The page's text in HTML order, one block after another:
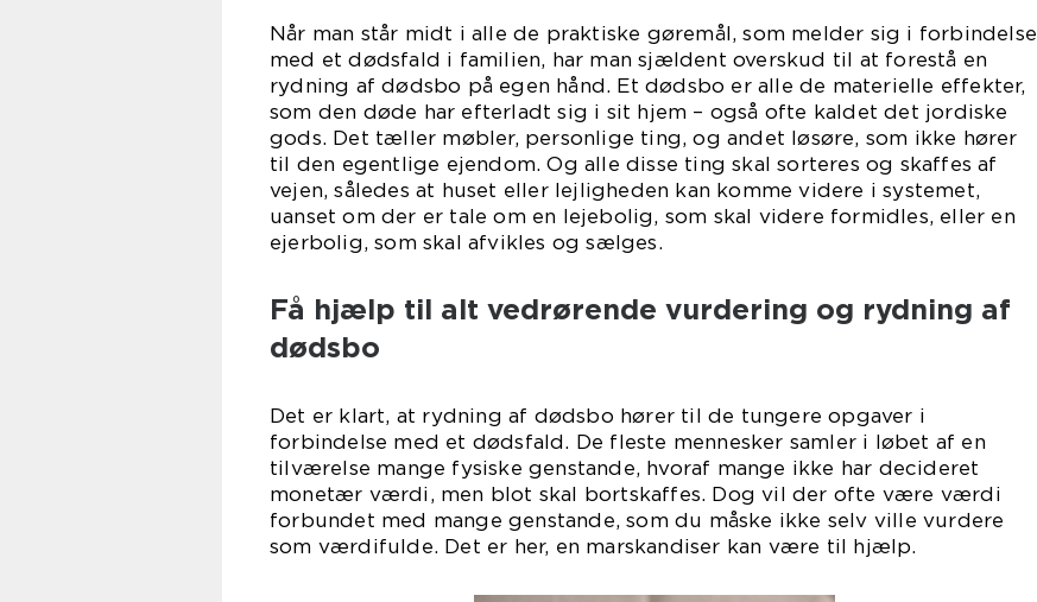
Når man står midt i alle de praktiske gøremål, som melder sig i forbindelse
med et dødsfald i familien, har man sjældent overskud til at forestå en
rydning af dødsbo på egen hånd. Et dødsbo er alle de materielle effekter,
som den døde har efterladt sig i sit hjem – også ofte kaldet det jordiske
gods. Det tæller møbler, personlige ting, og andet løsøre, som ikke hører
til den egentlige ejendom. Og alle disse ting skal sorteres og skaffes af
vejen, således at huset eller lejligheden kan komme videre i systemet,
uanset om der er tale om en lejebolig, som skal videre formidles, eller en
ejerbolig, som skal afvikles og sælges.
Få hjælp til alt vedrørende vurdering og rydning af
dødsbo
Det er klart, at rydning af dødsbo hører til de tungere opgaver i
forbindelse med et dødsfald. De fleste mennesker samler i løbet af en
tilværelse mange fysiske genstande, hvoraf mange ikke har decideret
monetær værdi, men blot skal bortskaffes. Dog vil der ofte være værdi
forbundet med mange genstande, som du måske ikke selv ville vurdere
som værdifulde. Det er her, en marskandiser kan være til hjælp.